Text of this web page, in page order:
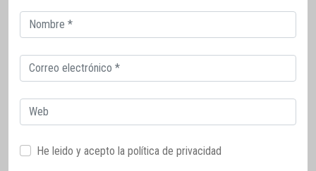
Correo
electrónico
Correo
electrónico
Web
He leido y acepto la política de privacidad